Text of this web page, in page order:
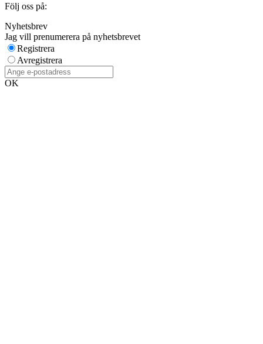
Följ oss på:
Nyhetsbrev
Jag vill prenumerera på nyhetsbrevet
Registrera
Avregistrera
OK